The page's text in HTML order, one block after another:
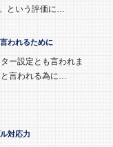
という評価に…
われるために
ー設定とも言われま
言われる為に…
対応力